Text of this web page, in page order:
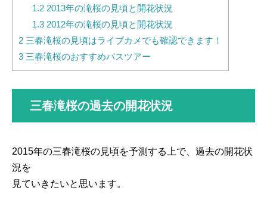
1.22013年の滝桜の見頃と開花状況
1.32012年の滝桜の見頃と開花状況
2 三春滝桜の見頃はライブカメでも確認できます！
3 三春滝桜のおすすめバスツアー
三春滝桜の過去の開花状況
2015年の三春滝桜の見頃を予測する上で、過去の開花状
況を
見ていきたいと思います。